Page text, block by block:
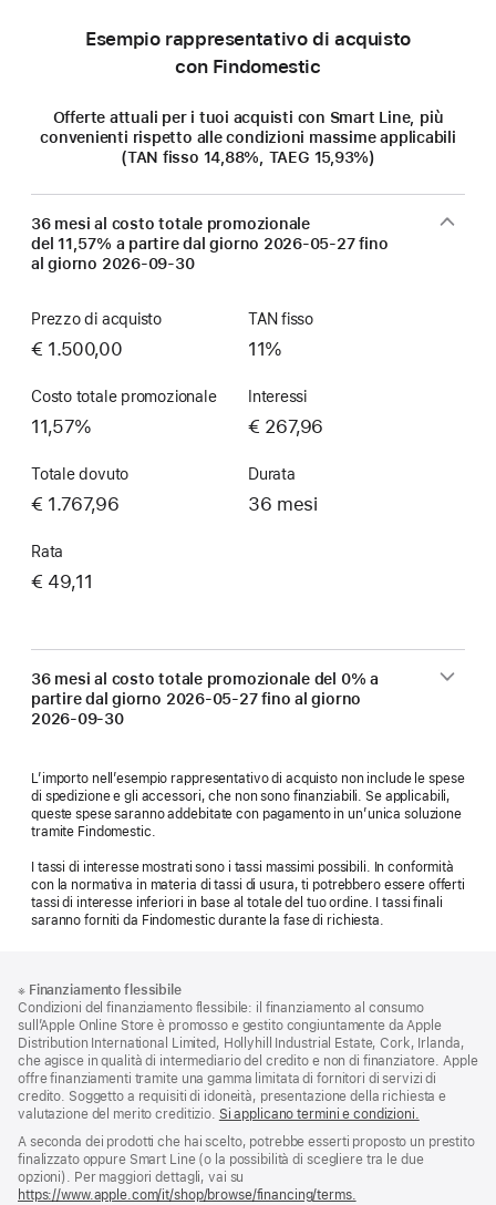
Esempio rappresentativo di acquisto
con Findomestic
Offerte attuali per i tuoi acquisti con Smart Line, più
convenienti rispetto alle condizioni massime applicabili
(TAN fisso 14,88%, TAEG 15,93%)
36 mesi al costo totale promozionale
del 11,57% a partire dal giorno 2026-05-27fino
al giorno 2026-09-30
Prezzo di acquisto
€ 1.500,00
TAN fisso
11%
Costo totale promozionale
11,57%
Interessi
€ 267,96
Totale dovuto
€ 1.767,96
Durata
36 mesi
Rata
€ 49,11
36 mesi al costo totale promozionale del 0% a
partire dal giorno 2026-05-27fino al giorno
2026-09-30
L’importo nell’esempio rappresentativo di acquisto non include le spese
di spedizione e gli accessori, che non sono finanziabili. Se applicabili,
queste spese saranno addebitate con pagamento in un’unica soluzione
tramite Findomestic.
I tassi di interesse mostrati sono i tassi massimi possibili. In conformità
con la normativa in materia di tassi di usura, ti potrebbero essere offerti
tassi di interesse inferiori in base al totale del tuo ordine. I tassi finali
saranno forniti da Findomestic durante la fase di richiesta.
di
pagina
a
piè
di
pagina
※ Finanziamento flessibile
Condizioni del finanziamento flessibile: il finanziamento al consumo
sull’Apple Online Store è promosso e gestito congiuntamente da Apple
Distribution International Limited, Hollyhill Industrial Estate, Cork, Irlanda,
che agisce in qualità di intermediario del credito e non di finanziatore. Apple
offre finanziamenti tramite una gamma limitata di fornitori di servizi di
credito. Soggetto a requisiti di idoneità, presentazione della richiesta e
valutazione del merito creditizio. Si applicano termini e condizioni.
A seconda dei prodotti che hai scelto, potrebbe esserti proposto un prestito
finalizzato oppure Smart Line (o la possibilità di scegliere tra le due
opzioni). Per maggiori dettagli, vai su
https://www.apple.com/it/shop/browse/financing/terms.